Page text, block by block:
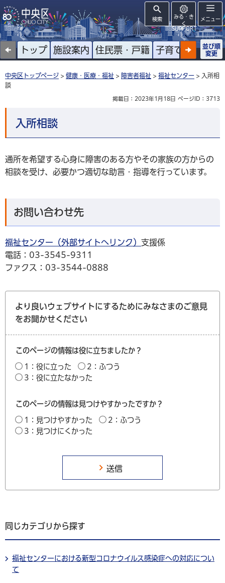
検索
みる・き
く
SUPPORT
メニュー
トップ 施設案内 住民票・戸籍 子育て 高齢者
並び順
変更
中央区トップページ > 健康・医療・福祉 > 障害者福祉 > 福祉センター > 入所相
談
掲載日：2023年1月18日 ページID：3713
入所相談
通所を希望する心身に障害のある方やその家族の方からの
相談を受け、必要かつ適切な助言・指導を行っています。
お問い合わせ先
福祉センター（外部サイトへリンク） 支援係
電話：03-3545-9311
ファクス：03-3544-0888
より良いウェブサイトにするためにみなさまのご意見
をお聞かせください
このページの情報は役に立ちましたか？
1：役に立った
2：ふつう
3：役に立たなかった
このページの情報は見つけやすかったですか？
1：見つけやすかった
2：ふつう
3：見つけにくかった
同じカテゴリから探す
福祉センターにおける新型コロナウイルス感染症への対応につい
て